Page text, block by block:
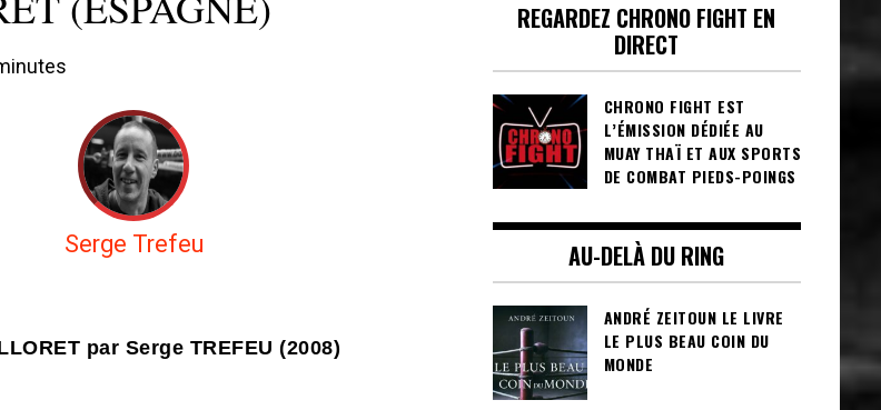
Serge Trefeu
par Serge TREFEU (2008)
REGARDEZ CHRONO FIGHT EN
DIRECT
CHRONO FIGHT EST
L’ÉMISSION DÉDIÉE AU
MUAY THAÏ ET AUX SPORTS
DE COMBAT PIEDS-POINGS
AU-DELÀ DU RING
ANDRÉ ZEITOUN LE LIVRE
LE PLUS BEAU COIN DU
MONDE